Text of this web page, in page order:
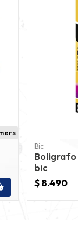
Bic
Boligrafo
bic
$ 8.490